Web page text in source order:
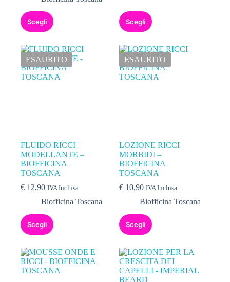
Scegli Scegli
ESAURITO
FLUIDO RICCI
MODELLANTE –
BIOFFICINA
TOSCANA
€ 12,90 IVA Inclusa
Biofficina Toscana
Scegli
ESAURITO
LOZIONE RICCI
MORBIDI –
BIOFFICINA
TOSCANA
€ 10,90 IVA Inclusa
Biofficina Toscana
Scegli